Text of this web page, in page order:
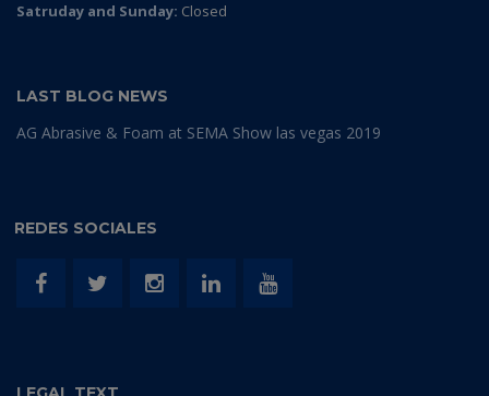
Satruday and Sunday: Closed
LAST BLOG NEWS
AG Abrasive & Foam at SEMA Show las vegas 2019
REDES SOCIALES